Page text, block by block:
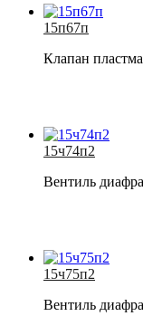
15п67п
Клапан
15ч74п2
Вентиль
15ч75п2
Вентиль